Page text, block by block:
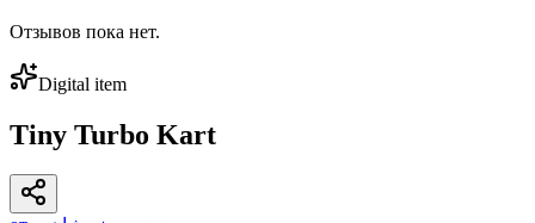
Отзывов пока нет.
Digital item
Tiny Turbo Kart